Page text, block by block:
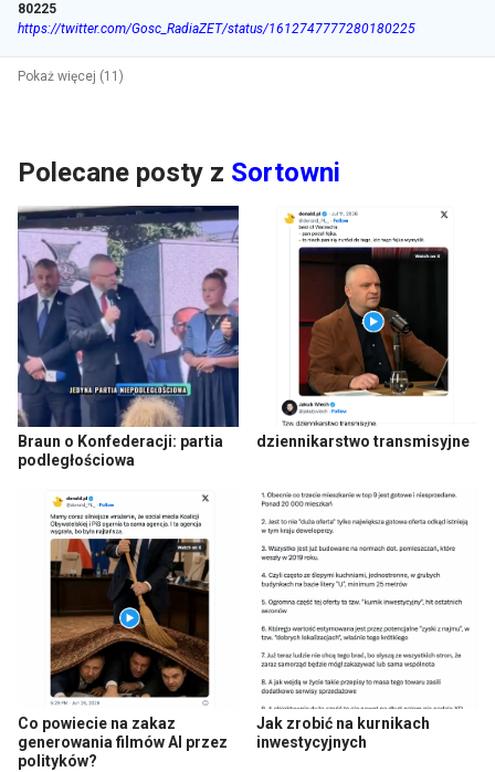
80225
https://twitter.com/Gosc_RadiaZET/status/1612747777280180225
Pokaż więcej (11)
Polecane posty z Sortowni
Braun o Konfederacji: partia
podległościowa
dziennikarstwo transmisyjne
Co powiecie na zakaz
generowania filmów AI przez
polityków?
Jak zrobić na kurnikach
inwestycyjnych